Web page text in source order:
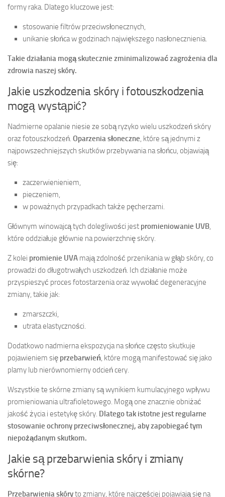
formy raka. Dlatego kluczowe jest:
stosowanie filtrów przeciwsłonecznych,
unikanie słońca w godzinach największego nasłonecznienia.
Takie działania mogą skutecznie zminimalizować zagrożenia dla
zdrowia naszej skóry.
Jakie uszkodzenia skóry i fotouszkodzenia
mogą wystąpić?
Nadmierne opalanie niesie ze sobą ryzyko wielu uszkodzeń skóry
oraz fotouszkodzeń. Oparzenia słoneczne, które są jednymi z
najpowszechniejszych skutków przebywania na słońcu, objawiają
się:
zaczerwienieniem,
pieczeniem,
w poważnych przypadkach także pęcherzami.
Głównym winowajcą tych dolegliwości jest promieniowanie UVB,
które oddziałuje głównie na powierzchnię skóry.
Z kolei promienie UVA mają zdolność przenikania w głąb skóry, co
prowadzi do długotrwałych uszkodzeń. Ich działanie może
przyspieszyć proces fotostarzenia oraz wywołać degeneracyjne
zmiany, takie jak:
zmarszczki,
utrata elastyczności.
Dodatkowo nadmierna ekspozycja na słońce często skutkuje
pojawieniem się przebarwień, które mogą manifestować się jako
plamy lub nierównomierny odcień cery.
Wszystkie te skórne zmiany są wynikiem kumulacyjnego wpływu
promieniowania ultrafioletowego. Mogą one znacznie obniżać
jakość życia i estetykę skóry. Dlatego tak istotne jest regularne
stosowanie ochrony przeciwsłonecznej, aby zapobiegać tym
niepożądanym skutkom.
Jakie są przebarwienia skóry i zmiany
skórne?
Przebarwienia skóryto zmiany, które najczęściej pojawiają się na